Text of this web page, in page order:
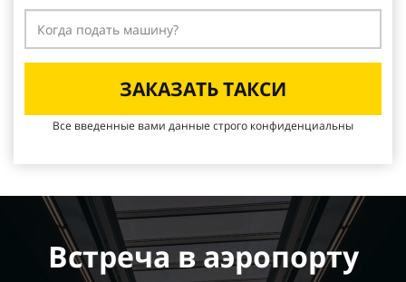
ЗАКАЗАТЬ ТАКСИ
Все введенные вами данные строго конфиденциальны
Встреча в аэропорту